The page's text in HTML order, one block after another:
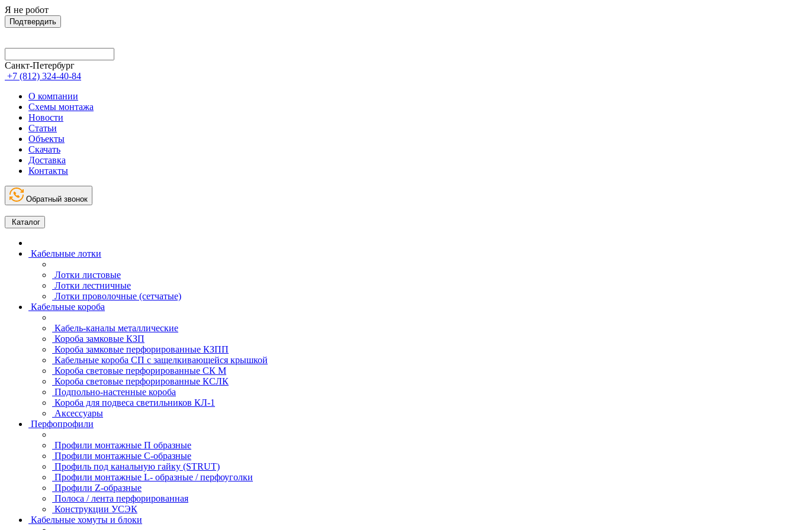
Я не робот
Подтвердить
Санкт-Петербург
+7 (812) 324-40-84
О компании
Схемы монтажа
Новости
Статьи
Объекты
Скачать
Доставка
Контакты
Обратный звонок
Каталог
Кабельные лотки
Лотки листовые
Лотки лестничные
Лотки проволочные (сетчатые)
Кабельные короба
Кабель-каналы металлические
Короба замковые КЗП
Короба замковые перфорированные КЗПП
Кабельные короба СП с защелкивающейся крышкой
Короба световые перфорированные СК М
Короба световые перфорированные КСЛК
Подпольно-настенные короба
Короба для подвеса светильников КЛ-1
Аксессуары
Перфопрофили
Профили монтажные П образные
Профили монтажные C-образные
Профиль под канальную гайку (STRUT)
Профили монтажные L- образные / перфоуголки
Профили Z-образные
Полоса / лента перфорированная
Конструкции УСЭК
Кабельные хомуты и блоки